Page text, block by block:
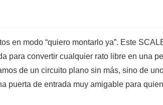
en modo “quiero montarlo ya”. Este
para convertir cualquier rato libre en una
de un circuito plano sin más, sino de
puerta de entrada muy amigable para